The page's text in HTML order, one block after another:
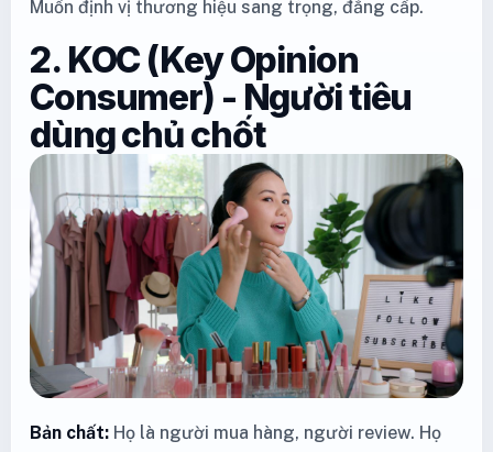
Muốn định vị thương hiệu sang trọng, đẳng cấp.
2. KOC (Key Opinion
Consumer) - Người tiêu
dùng chủ chốt
Bản chất: Họ là người mua hàng, người review. Họ